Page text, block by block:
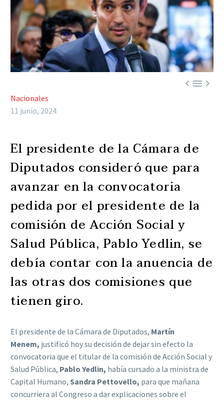

Nacionales
11 junio, 2024
El presidente de la Cámara de
Diputados consideró que para
avanzar en la convocatoria
pedida por el presidente de la
comisión de Acción Social y
Salud Pública, Pablo Yedlin, se
debía contar con la anuencia de
las otras dos comisiones que
tienen giro.
El presidente de la Cámara de Diputados, Martín
Menem, justificó hoy su decisión de dejar sin efecto la
convocatoria que el titular de la comisión de Acción Social y
Salud Pública, Pablo Yedlin, había cursado a la ministra de
Capital Humano, Sandra Pettovello, para que mañana
concurriera al Congreso a dar explicaciones sobre el